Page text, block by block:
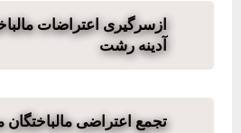
ازسرگیری اعتراضات
آدینه رشت
تجمع اعتراضی مالباختگان